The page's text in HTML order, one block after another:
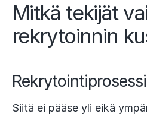
Mitkä tekijät
rekrytoinnin
Siitä ei pääse yli eikä